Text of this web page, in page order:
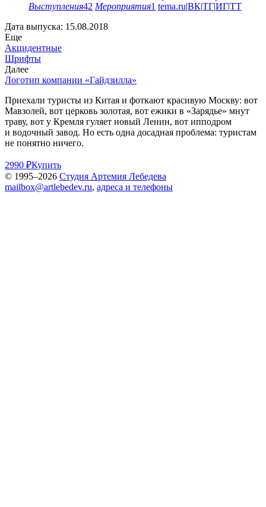
Выступления42 Мероприятия1 tema.ru|ВК|ТГ|ИГ|ТТ
Дата выпуска: 15.08.2018
Еще
Акцидентные
Шрифты
Далее
Логотип компании «Гайдзилла»
Приехали туристы из Китая и фоткают красивую Москву: вот
Мавзолей, вот церковь золотая, вот ежики в «Зарядье» мнут
траву, вот у Кремля гуляет новый Ленин, вот ипподром
и водочный завод. Но есть одна досадная проблема: туристам
не понятно ничего.
2990 ₽Купить
© 1995–2026 Студия Артемия Лебедева
mailbox@artlebedev.ru, адреса и телефоны